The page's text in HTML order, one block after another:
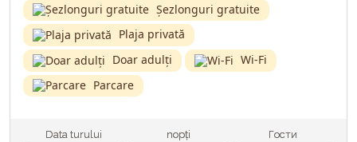
Șezlonguri gratuite
Plaja privată
Doar adulți
Wi-Fi
Parcare
Data turului nopți Гости